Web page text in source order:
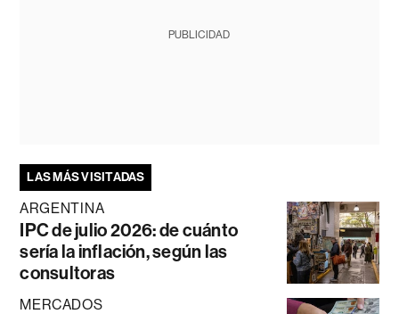
PUBLICIDAD
LAS MÁS VISITADAS
ARGENTINA
IPC de julio 2026: de cuánto
sería la inflación, según las
consultoras
MERCADOS